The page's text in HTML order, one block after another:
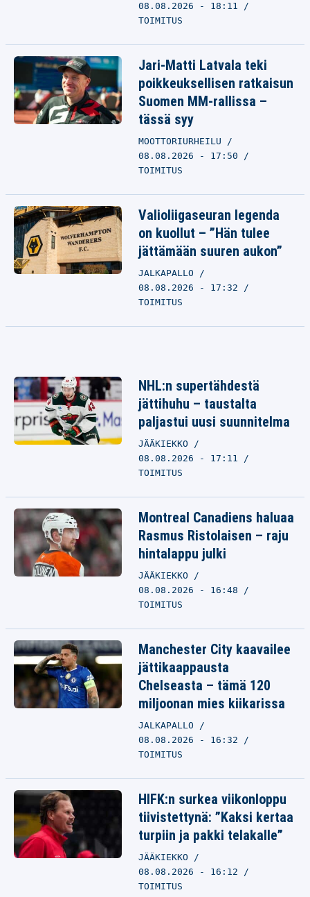
08.08.2026 - 18:11
TOIMITUS
Jari-Matti Latvala teki
poikkeuksellisen ratkaisun
Suomen MM-rallissa –
tässä syy
MOOTTORIURHEILU
08.08.2026 - 17:50
TOIMITUS
Valioliigaseuran legenda
on kuollut – ”Hän tulee
jättämään suuren aukon”
JALKAPALLO
08.08.2026 - 17:32
TOIMITUS
NHL:n supertähdestä
jättihuhu – taustalta
paljastui uusi suunnitelma
JÄÄKIEKKO
08.08.2026 - 17:11
TOIMITUS
Montreal Canadiens haluaa
Rasmus Ristolaisen – raju
hintalappu julki
JÄÄKIEKKO
08.08.2026 - 16:48
TOIMITUS
Manchester City kaavailee
jättikaappausta
Chelseasta – tämä 120
miljoonan mies kiikarissa
JALKAPALLO
08.08.2026 - 16:32
TOIMITUS
HIFK:n surkea viikonloppu
tiivistettynä: ”Kaksi kertaa
turpiin ja pakki telakalle”
JÄÄKIEKKO
08.08.2026 - 16:12
TOIMITUS